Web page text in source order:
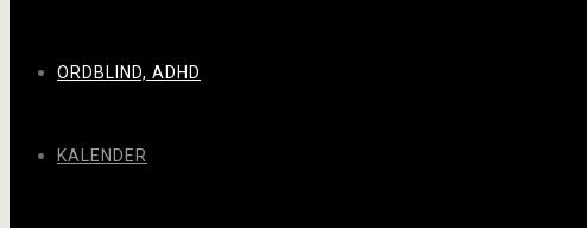
ORDBLIND, ADHD
KALENDER